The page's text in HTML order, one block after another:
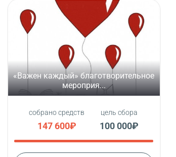
«Важен каждый» благотворительное
мероприя...
собрано средств
147 600₽
цель сбора
100 000₽